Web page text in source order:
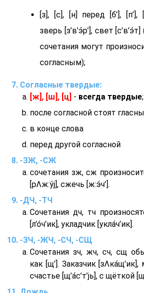
[з], [с], [н] перед [б’], [п’],
зверь [з’в’э́р’], свет
сочетания могут
согласным);
Согласные твердые:
[ж], [ш], [ц] - всегда твердые;
после согласной стоят
в конце слова
перед другой согласной
-ЗЖ, -СЖ
сочетания зж, сж
[рΛж:у́j], сжечь [ж:э́ч’].
-ДЧ, -ТЧ
Сочетания дч, тч
[л’о́ч’ик], укладчик [укла́ч’ик].
-ЗЧ, -ЖЧ, -СЧ, -СЩ
Сочетания зч, жч, сч, сщ
как [щ’]. Заказчик
счастье [щ’а́с’т’jь], с щёткой